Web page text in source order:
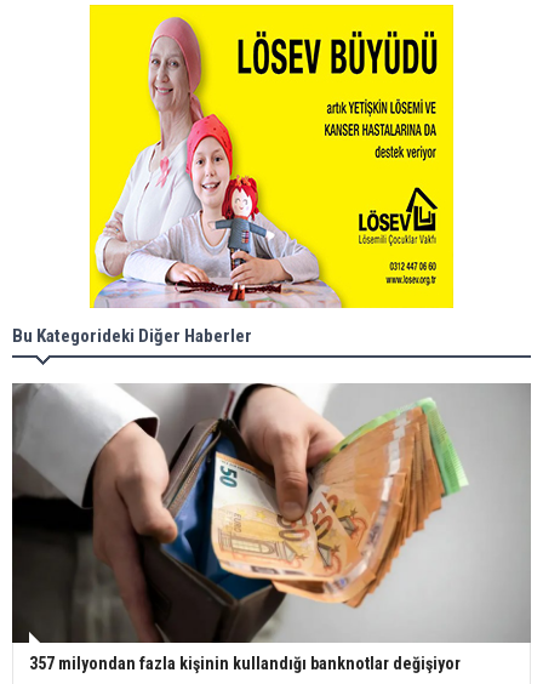
Bu Kategorideki Diğer Haberler
357 milyondan fazla kişinin kullandığı banknotlar değişiyor